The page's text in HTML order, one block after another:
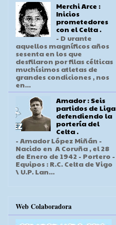
Merchi Arce :
Inicios
prometedores
con el Celta .
- D urante
aquellos magníficos años
sesenta en los que
desfilaron por filas célticas
muchísimos atletas de
grandes condiciones , nos
en...
Amador : Seis
partidos de Liga
defendiendo la
portería del
Celta .
- Amador López Miñán -
Nacido en A Coruña , el 28
de Enero de 1942 - Portero -
Equipos : R.C. Celta de Vigo
\ U.P. Lan...
Web Colaboradora